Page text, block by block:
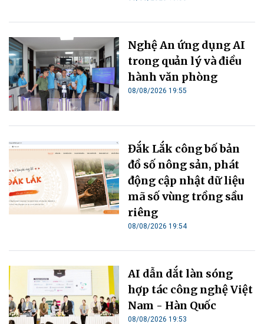
Nghệ An ứng dụng AI
trong quản lý và điều
hành văn phòng
08/08/2026 19:55
Đắk Lắk công bố bản
đồ số nông sản, phát
động cập nhật dữ liệu
mã số vùng trồng sầu
riêng
08/08/2026 19:54
AI dẫn dắt làn sóng
hợp tác công nghệ Việt
Nam - Hàn Quốc
08/08/2026 19:53